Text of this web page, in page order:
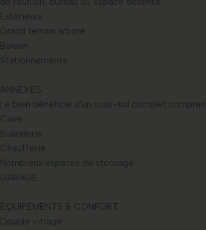
Extérieurs
Grand terrain arboré.
Balcon.
Stationnements
ANNEXES
Le bien bénéficie d'un sous-sol complet
Cave.
Buanderie.
Chaufferie.
Nombreux espaces de stockage.
GARAGE.
ÉQUIPEMENTS & CONFORT
Double vitrage.